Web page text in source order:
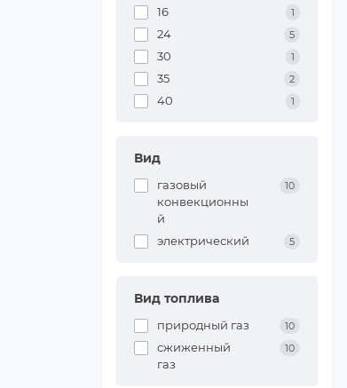
16 1
24 5
30 1
35 2
40 1
Вид
газовый
конвекционны
й
10
электрический 5
Вид топлива
природный газ 10
сжиженный
газ
10